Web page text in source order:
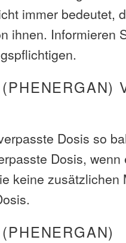
immer bedeutet,
ihnen. Informieren
Dosis so
Dosis,
keine zusätzlichen